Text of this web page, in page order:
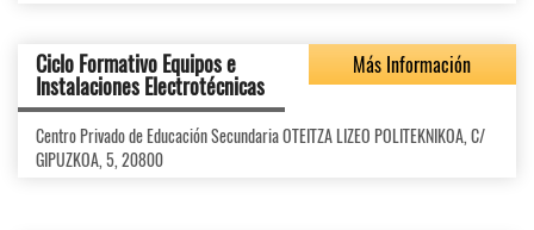
Ciclo Formativo Equipos e
Instalaciones Electrotécnicas
Más Información
Centro Privado de Educación Secundaria OTEITZA LIZEO POLITEKNIKOA, C/
GIPUZKOA, 5, 20800